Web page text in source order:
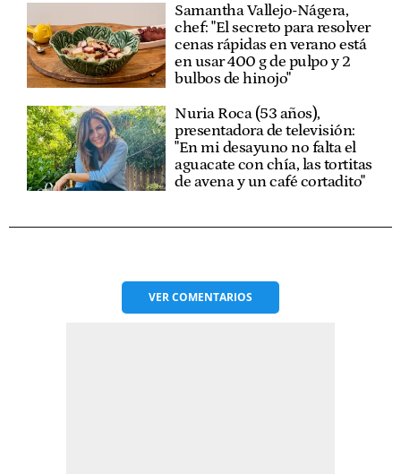
Samantha Vallejo-Nágera,
chef: "El secreto para resolver
cenas rápidas en verano está
en usar 400 g de pulpo y 2
bulbos de hinojo"
Nuria Roca (53 años),
presentadora de televisión:
"En mi desayuno no falta el
aguacate con chía, las tortitas
de avena y un café cortadito"
VERCOMENTARIOS